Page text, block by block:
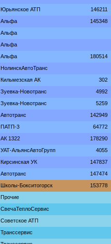
Юрьянское АТП 146211
Альфа 145348
Альфа
Альфа
Альфа 180514
НолинскАвтоТранс
Кильмезская АК 302
Зуевка-Новотранс 4992
Зуевка-Новотранс 5259
Автотранс 142949
ПАТП-3 64772
АК 1322 178290
УАТ-АльянсАвтоГрупп 4055
Кирсинская УК 147837
Автотранс 147474
Школы-Бокситогорск 153778
Прочие
СвечаТеплоСервис
Советское АТП
Транссервис